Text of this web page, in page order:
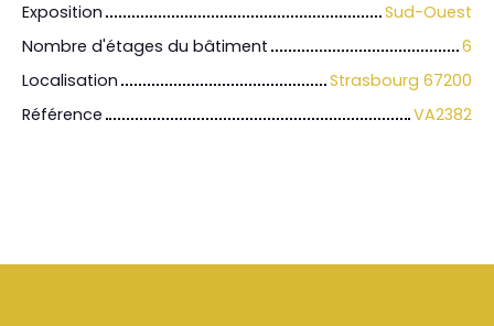
Exposition
Sud-Ouest
Nombre d'étages du bâtiment
6
Localisation
Strasbourg 67200
Référence
VA2382